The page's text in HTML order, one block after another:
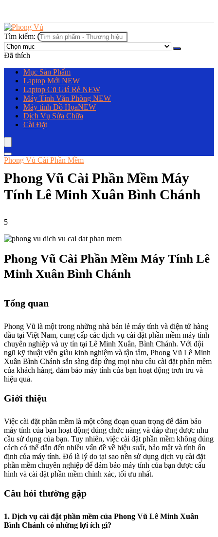
Tìm kiếm:
Đã thích
Mục Sản Phẩm
Laptop Mới NEW
Laptop Cũ Giá Rẻ NEW
Máy Tính Văn Phòng NEW
Máy tính Đồ HọaNEW
Dịch Vụ Sửa Chữa
Cài Đặt
Phong Vủ Cài Phần Mềm
Phong Vũ Cài Phần Mềm Máy
Tính Lê Minh Xuân Bình Chánh
5
Phong Vũ Cài Phần Mềm Máy Tính Lê
Minh Xuân Bình Chánh
Tổng quan
Phong Vũ là một trong những nhà bán lẻ máy tính và điện tử hàng
đầu tại Việt Nam, cung cấp các dịch vụ cài đặt phần mềm máy tính
chuyên nghiệp và uy tín tại Lê Minh Xuân, Bình Chánh. Với đội
ngũ kỹ thuật viên giàu kinh nghiệm và tận tâm, Phong Vũ Lê Minh
Xuân Bình Chánh sẵn sàng đáp ứng mọi nhu cầu cài đặt phần mềm
của khách hàng, đảm bảo máy tính của bạn hoạt động trơn tru và
hiệu quả.
Giới thiệu
Việc cài đặt phần mềm là một công đoạn quan trọng để đảm bảo
máy tính của bạn hoạt động đúng chức năng và đáp ứng được nhu
cầu sử dụng của bạn. Tuy nhiên, việc cài đặt phần mềm không đúng
cách có thể dẫn đến nhiều vấn đề về hiệu suất, bảo mật và tính ổn
định của máy tính. Đó là lý do tại sao nên sử dụng dịch vụ cài đặt
phần mềm chuyên nghiệp để đảm bảo máy tính của bạn được cấu
hình và cài đặt phần mềm chính xác, tối ưu nhất.
Câu hỏi thường gặp
1. Dịch vụ cài đặt phần mềm của Phong Vũ Lê Minh Xuân
Bình Chánh có những lợi ích gì?